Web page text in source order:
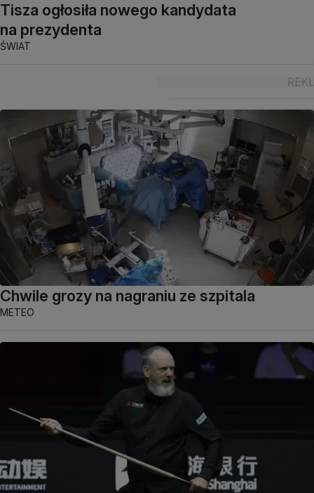
Tisza ogłosiła nowego kandydata
na prezydenta
ŚWIAT
Chwile grozy na nagraniu ze szpitala
METEO